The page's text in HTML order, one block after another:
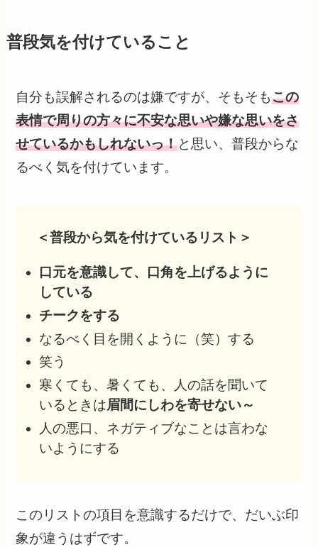
普段気を付けていること
自分も誤解されるのは嫌ですが、そもそもこの
表情で周りの方々に不安な思いや嫌な思いをさ
せているかもしれないっ！と思い、普段からな
るべく気を付けています。
＜普段から気を付けているリスト＞
口元を意識して、口角を上げるように
している
チークをする
なるべく目を開くように（笑）する
笑う
寒くても、暑くても、人の話を聞いて
いるときは眉間にしわを寄せない～
人の悪口、ネガティブなことは言わな
いようにする
このリストの項目を意識するだけで、だいぶ印
象が違うはずです。